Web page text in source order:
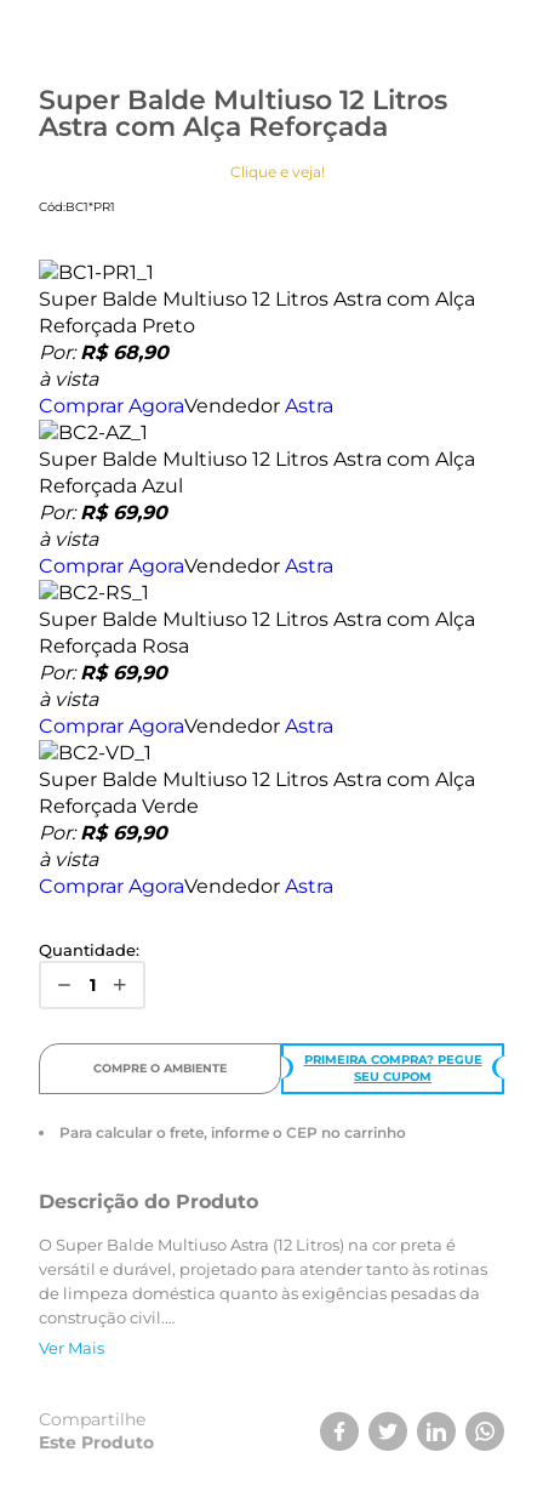
Super Balde Multiuso 12 Litros
Astra com Alça Reforçada
Clique e veja!
Cód:BC1*PR1
Super Balde Multiuso 12 Litros Astra com Alça
Reforçada Preto
Por:R$ 68,90
à vista
Comprar AgoraVendedor Astra
Super Balde Multiuso 12 Litros Astra com Alça
Reforçada Azul
Por:R$ 69,90
à vista
Comprar AgoraVendedor Astra
Super Balde Multiuso 12 Litros Astra com Alça
Reforçada Rosa
Por:R$ 69,90
à vista
Comprar AgoraVendedor Astra
Super Balde Multiuso 12 Litros Astra com Alça
Reforçada Verde
Por:R$ 69,90
à vista
Comprar AgoraVendedor Astra
Quantidade:
COMPRE O AMBIENTE
PRIMEIRA COMPRA? PEGUE
SEU CUPOM
Para calcular o frete, informe o CEP no carrinho
Descrição do Produto
O Super Balde Multiuso Astra (12 Litros) na cor preta é
versátil e durável, projetado para atender tanto às rotinas
de limpeza doméstica quanto às exigências pesadas da
construção civil.
Fabricado em plástico de alta resistência, ele oferece
Seu design inteligente garante ergonomia e eficiência em
qualquer tarefa.
Ver Mais
Compartilhe
Este Produto